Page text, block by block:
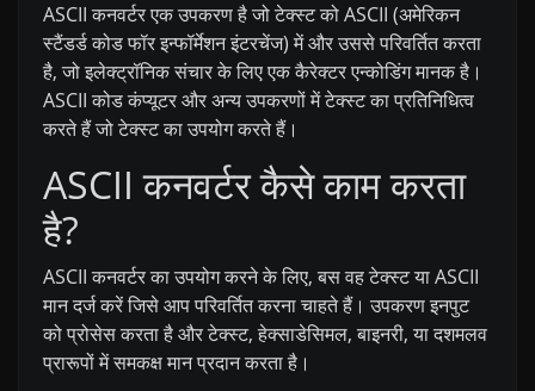
ASCII कनवर्टर एक उपकरण है जो टेक्स्ट को ASCII (अमेरिकन
स्टैंडर्ड कोड फॉर इन्फॉर्मेशन इंटरचेंज) में और उससे परिवर्तित करता
है, जो इलेक्ट्रॉनिक संचार के लिए एक कैरेक्टर एन्कोडिंग मानक है।
ASCII कोड कंप्यूटर और अन्य उपकरणों में टेक्स्ट का प्रतिनिधित्व
करते हैं जो टेक्स्ट का उपयोग करते हैं।
ASCII कनवर्टर कैसे काम करता
है?
ASCII कनवर्टर का उपयोग करने के लिए, बस वह टेक्स्ट या ASCII
मान दर्ज करें जिसे आप परिवर्तित करना चाहते हैं। उपकरण इनपुट
को प्रोसेस करता है और टेक्स्ट, हेक्साडेसिमल, बाइनरी, या दशमलव
प्रारूपों में समकक्ष मान प्रदान करता है।